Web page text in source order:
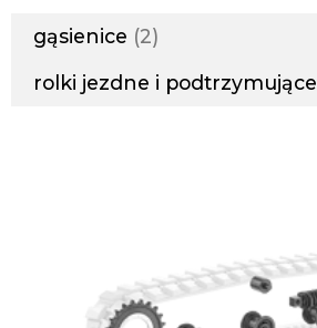
gąsienice
2
rolki jezdne i podtrzymujące